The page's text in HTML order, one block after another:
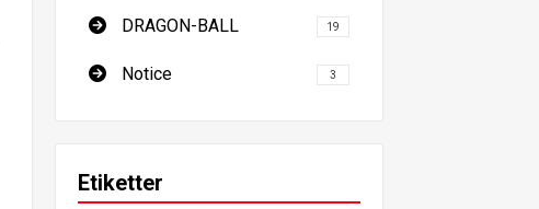
DRAGON-BALL 19
Notice 3
Etiketter